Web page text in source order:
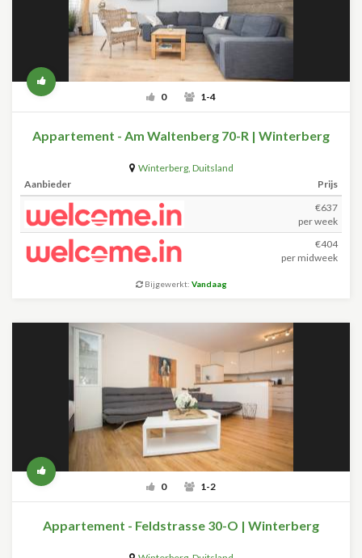
0 1-4
Appartement - Am Waltenberg 70-R | Winterberg
Winterberg, Duitsland
Aanbieder
Prijs
€637
per week
€404
per midweek
Bijgewerkt: Vandaag
0 1-2
Appartement - Feldstrasse 30-O | Winterberg